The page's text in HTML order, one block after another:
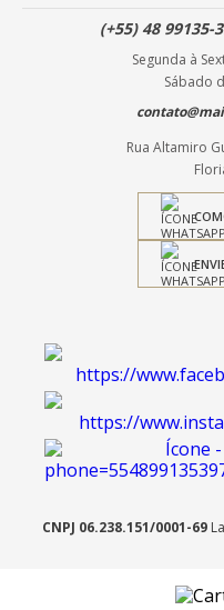
(+55) 48 99135-
Segunda à
Sábado
Rua Altamiro
CNPJ 06.238.151/0001-69